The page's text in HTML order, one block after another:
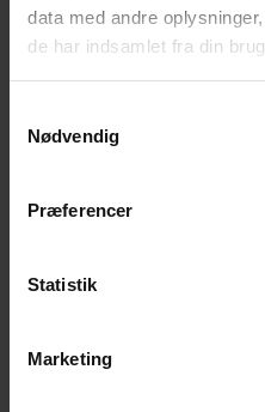
data med andre
de har indsamlet fra din
Nødvendig
Præferencer
Statistik
Marketing
virkelig flot det